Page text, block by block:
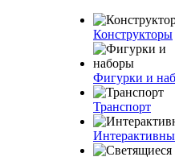
Конструкторы
Фигурки и
Транспорт